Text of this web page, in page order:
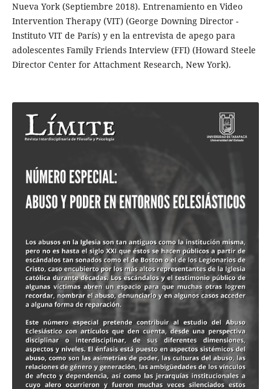
Nueva York (Septiembre 2018). Entrenamiento en Video
Intervention Therapy (VIT) (George Downing Director -
Instituto VIT de París) y en la entrevista de apego para
adolescentes Family Friends Interview (FFI) (Howard Steele
Director Center for Attachment Research, New York).